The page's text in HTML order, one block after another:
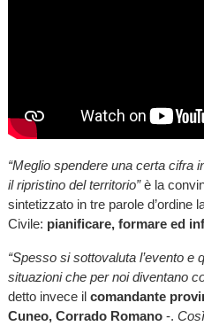
“Meglio spendere una certa cifra
il ripristino del territorio”è la
sintetizzato in tre parole d’ordine
Civile: pianificare, formare ed
“Spesso si sottovaluta l’evento e
situazioni che per noi diventano
detto invece ilcomandante
Cuneo, Corrado Romano-.